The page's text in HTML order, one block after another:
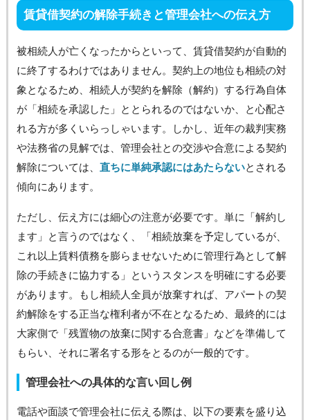
賃貸借契約の解除手続きと管理会社への伝え方
被相続人が亡くなったからといって、賃貸借契約が自動的
に終了するわけではありません。契約上の地位も相続の対
象となるため、相続人が契約を解除（解約）する行為自体
が「相続を承認した」ととられるのではないか、と心配さ
れる方が多くいらっしゃいます。しかし、近年の裁判実務
や法務省の見解では、管理会社との交渉や合意による契約
解除については、 直ちに単純承認にはあたらないとされる
傾向にあります。
ただし、伝え方には細心の注意が必要です。単に「解約し
ます」と言うのではなく、「相続放棄を予定しているが、
これ以上賃料債務を膨らませないために管理行為として解
除の手続きに協力する」というスタンスを明確にする必要
があります。もし相続人全員が放棄すれば、アパートの契
約解除をする正当な権利者が不在となるため、最終的には
大家側で「残置物の放棄に関する合意書」などを準備して
もらい、それに署名する形をとるのが一般的です。
管理会社への具体的な言い回し例
電話や面談で管理会社に伝える際は、以下の要素を盛り込